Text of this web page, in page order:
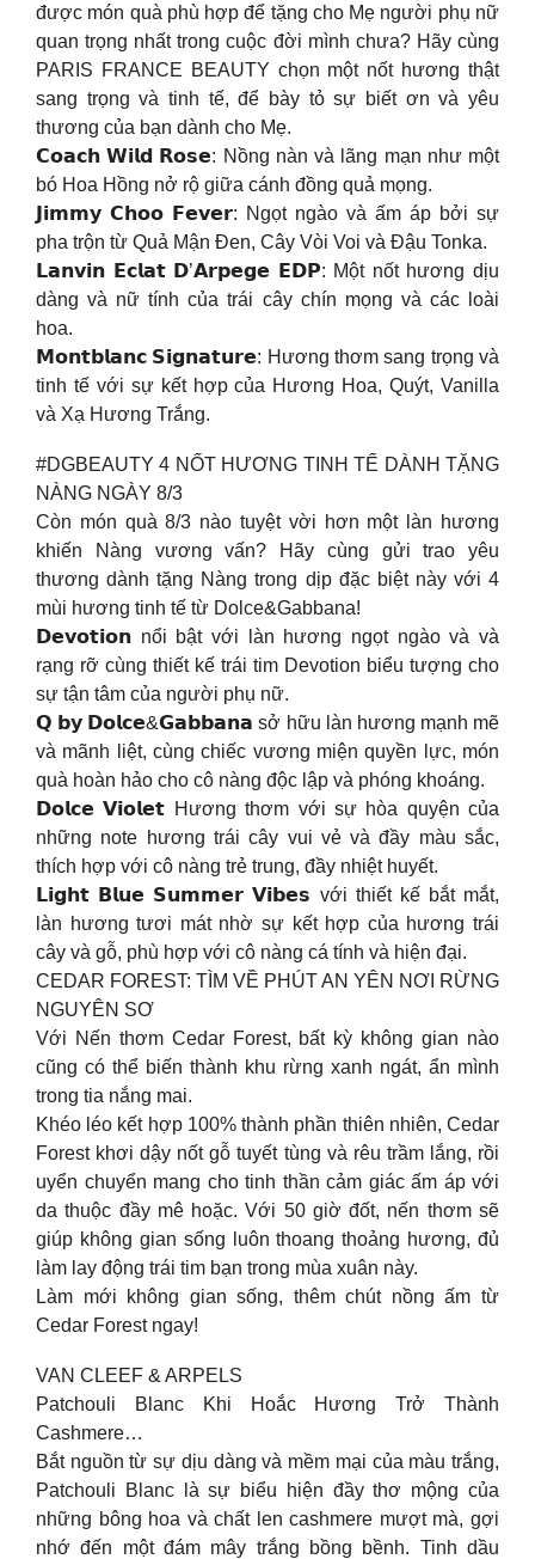
được món quà phù hợp để tặng cho Mẹ người phụ nữ
quan trọng nhất trong cuộc đời mình chưa? Hãy cùng
PARIS FRANCE BEAUTY chọn một nốt hương thật
sang trọng và tinh tế, để bày tỏ sự biết ơn và yêu
thương của bạn dành cho Mẹ.
𝗖𝗼𝗮𝗰𝗵 𝗪𝗶𝗹𝗱 𝗥𝗼𝘀𝗲: Nồng nàn và lãng mạn như một
bó Hoa Hồng nở rộ giữa cánh đồng quả mọng.
𝗝𝗶𝗺𝗺𝘆 𝗖𝗵𝗼𝗼 𝗙𝗲𝘃𝗲𝗿: Ngọt ngào và ấm áp bởi sự
pha trộn từ Quả Mận Đen, Cây Vòi Voi và Đậu Tonka.
𝗟𝗮𝗻𝘃𝗶𝗻 𝗘𝗰𝗹𝗮𝘁 𝗗’𝗔𝗿𝗽𝗲𝗴𝗲 𝗘𝗗𝗣: Một nốt hương dịu
dàng và nữ tính của trái cây chín mọng và các loài
hoa.
𝗠𝗼𝗻𝘁𝗯𝗹𝗮𝗻𝗰 𝗦𝗶𝗴𝗻𝗮𝘁𝘂𝗿𝗲: Hương thơm sang trọng và
tinh tế với sự kết hợp của Hương Hoa, Quýt, Vanilla
và Xạ Hương Trắng.
#DGBEAUTY 4 NỐT HƯƠNG TINH TẾ DÀNH TẶNG
NÀNG NGÀY 8/3
Còn món quà 8/3 nào tuyệt vời hơn một làn hương
khiến Nàng vương vấn? Hãy cùng gửi trao yêu
thương dành tặng Nàng trong dịp đặc biệt này với 4
mùi hương tinh tế từ Dolce&Gabbana!
𝗗𝗲𝘃𝗼𝘁𝗶𝗼𝗻 nổi bật với làn hương ngọt ngào và và
rạng rỡ cùng thiết kế trái tim Devotion biểu tượng cho
sự tận tâm của người phụ nữ.
𝗤 𝗯𝘆 𝗗𝗼𝗹𝗰𝗲&𝗚𝗮𝗯𝗯𝗮𝗻𝗮 sở hữu làn hương mạnh mẽ
và mãnh liệt, cùng chiếc vương miện quyền lực, món
quà hoàn hảo cho cô nàng độc lập và phóng khoáng.
𝗗𝗼𝗹𝗰𝗲 𝗩𝗶𝗼𝗹𝗲𝘁 Hương thơm với sự hòa quyện của
những note hương trái cây vui vẻ và đầy màu sắc,
thích hợp với cô nàng trẻ trung, đầy nhiệt huyết.
𝗟𝗶𝗴𝗵𝘁 𝗕𝗹𝘂𝗲 𝗦𝘂𝗺𝗺𝗲𝗿 𝗩𝗶𝗯𝗲𝘀 với thiết kế bắt mắt,
làn hương tươi mát nhờ sự kết hợp của hương trái
cây và gỗ, phù hợp với cô nàng cá tính và hiện đại.
CEDAR FOREST: TÌM VỀ PHÚT AN YÊN NƠI RỪNG
NGUYÊN SƠ
Với Nến thơm Cedar Forest, bất kỳ không gian nào
cũng có thể biến thành khu rừng xanh ngát, ẩn mình
trong tia nắng mai.
Khéo léo kết hợp 100% thành phần thiên nhiên, Cedar
Forest khơi dậy nốt gỗ tuyết tùng và rêu trầm lắng, rồi
uyển chuyển mang cho tinh thần cảm giác ấm áp với
da thuộc đầy mê hoặc. Với 50 giờ đốt, nến thơm sẽ
giúp không gian sống luôn thoang thoảng hương, đủ
làm lay động trái tim bạn trong mùa xuân này.
Làm mới không gian sống, thêm chút nồng ấm từ
Cedar Forest ngay!
VAN CLEEF & ARPELS
Patchouli Blanc Khi Hoắc Hương Trở Thành
Cashmere…
Bắt nguồn từ sự dịu dàng và mềm mại của màu trắng,
Patchouli Blanc là sự biểu hiện đầy thơ mộng của
những bông hoa và chất len cashmere mượt mà, gợi
nhớ đến một đám mây trắng bồng bềnh. Tinh dầu